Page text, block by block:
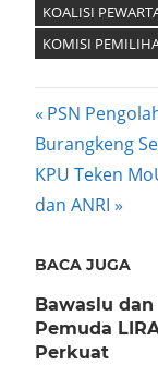
KOALISI
KOMISI
Post
Previous
Post:
PSN
Burangkeng
Next
Post:
KPU Teken
dan ANRI
BACA JUGA
Bawaslu dan
Pemuda
Perkuat